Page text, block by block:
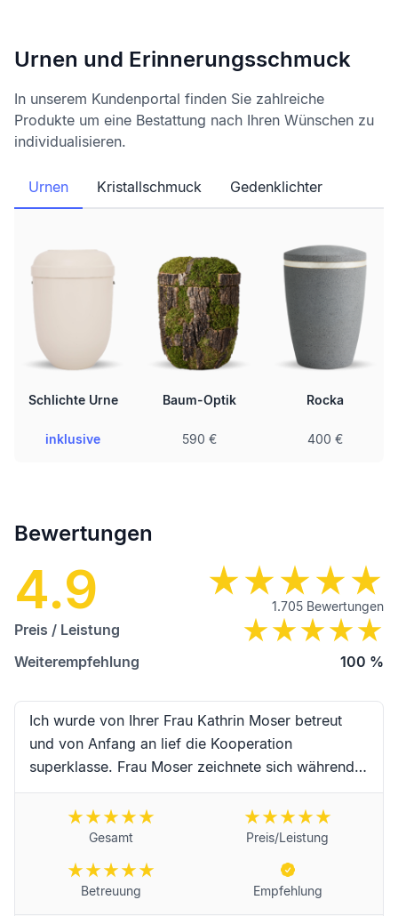
Urnen und Erinnerungsschmuck
In unserem Kundenportal finden Sie zahlreiche
Produkte um eine Bestattung nach Ihren Wünschen zu
individualisieren.
Urnen Kristallschmuck Gedenklichter
Schlichte Urne
inklusive
Baum-Optik
590 €
Rocka
400 €
Bewertungen
4.9 1.705 Bewertungen
Preis / Leistung
Weiterempfehlung
100 %
Ich wurde von Ihrer Frau Kathrin Moser betreut
und von Anfang an lief die Kooperation
superklasse. Frau Moser zeichnete sich während
der Begleitung durch hervorragende Kompetenz,
erstklassige Zuverlässigkeit, Schnelligkeit und
absoluter Freundlichkeit sowie
Einfühlungsvermögen aus. Vielen Dank an Frau
Moser und das Team für die erstklassige
Gesamt Preis/Leistung
Betreuung Empfehlung